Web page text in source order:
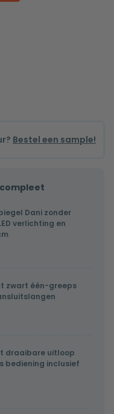
Bestel een sample!
Dani zonder
verlichting en
zwart één-greeps
draaibare uitloop
bediening inclusief